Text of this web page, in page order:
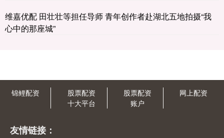
维嘉优配 田壮壮等担任导师 青年创作者赴湖北五地拍摄“我
心中的那座城”
锦鲤配资
股票配资
十大平台
股票配资
账户
网上配资
友情链接：